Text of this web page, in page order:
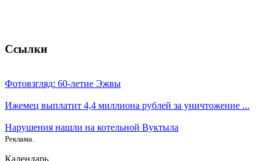
Ссылки
Фотовзгляд: 60-летие Эжвы
Ижемец выплатит 4,4 миллиона рублей за уничтожение ...
Нарушения нашли на котельной Вуктыла
Реклама.